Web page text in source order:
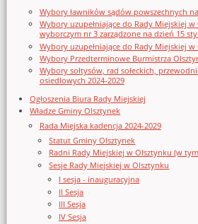
Wybory ławników sądów powszechnych
Wybory uzupełniające do Rady Miejskiej
wyborczym nr 3 zarządzone na dzień 15
Wybory uzupełniające do Rady Miejskiej w
Wybory Przedterminowe Burmistrza
Wybory sołtysów, rad sołeckich,
osiedlowych 2024-2029
Ogłoszenia Biura Rady Miejskiej
Władze Gminy Olsztynek
Rada Miejska kadencja 2024-2029
Statut Gminy Olsztynek
Radni Rady Miejskiej w Olsztynku (w
Sesje Rady Miejskiej w Olsztynku
I sesja - inauguracyjna
II Sesja
III Sesja
IV Sesja